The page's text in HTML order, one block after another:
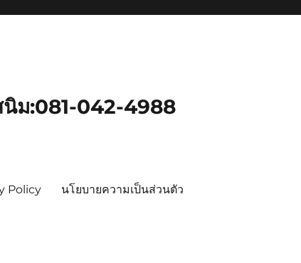
นิม:081-042-4988
Policy นโยบายความเป็นส่วนตัว